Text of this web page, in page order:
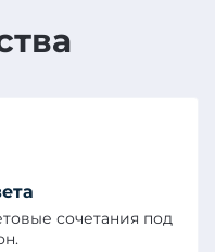
сочетания под